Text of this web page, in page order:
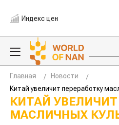
Индекс цен
Главная
Новости
Китай увеличит переработку
КИТАЙ
МАСЛИЧНЫХ